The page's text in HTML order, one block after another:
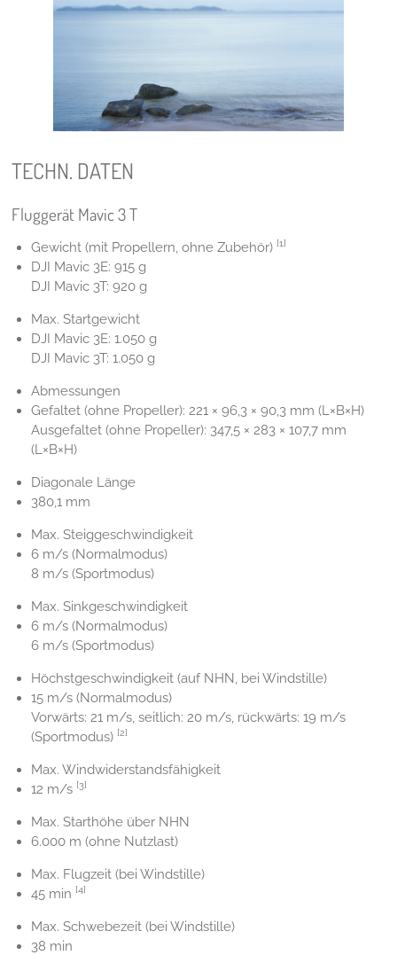
TECHN. DATEN
Fluggerät Mavic 3 T
Gewicht (mit Propellern, ohne Zubehör) [1]
DJI ‎Mavic 3E: 915 g
DJI Mavic 3T: 920 g
Max. Startgewicht
DJI ‎Mavic 3E: 1.050 g
DJI Mavic 3T: 1.050 g
Abmessungen
Gefaltet (ohne Propeller): 221 × 96,3 × 90,3 mm (L×B×H)
Ausgefaltet (ohne Propeller): 347,5 × 283 × 107,7 mm
(L×B×H)
Diagonale Länge
380,1 mm
Max. Steiggeschwindigkeit
6 m/s (Normalmodus)
8 m/s (Sportmodus)
Max. Sinkgeschwindigkeit
6 m/s (Normalmodus)
6 m/s (Sportmodus)
Höchstgeschwindigkeit (auf NHN, bei Windstille)
15 m/s (Normalmodus)
Vorwärts: 21 m/s, seitlich: 20 m/s, rückwärts: 19 m/s
(Sportmodus) [2]
Max. Windwiderstandsfähigkeit
12 m/s [3]
Max. Starthöhe über NHN
6.000 m (ohne Nutzlast)
Max. Flugzeit (bei Windstille)
45 min [4]
Max. Schwebezeit (bei Windstille)
38 min